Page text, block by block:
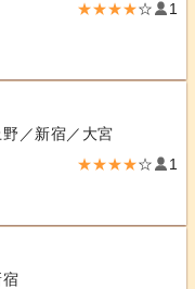
★★★★☆ 1
／新宿／大宮
★★★★☆ 1
宿